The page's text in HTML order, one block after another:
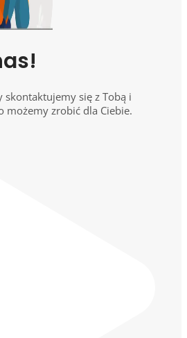
skontaktujemy się z Tobą i
możemy zrobić dla Ciebie.